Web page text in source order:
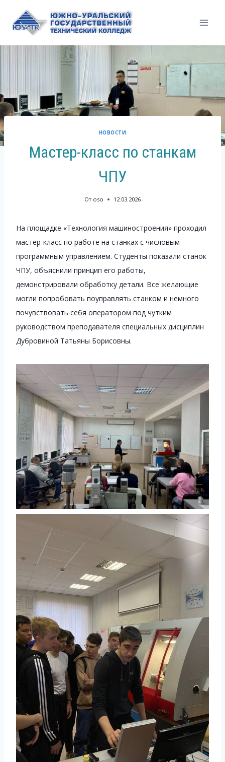
содержимому
НОВОСТИ
Мастер-класс по станкам
ЧПУ
От oso 12.03.2026
На площадке «Технология машиностроения» проходил
мастер-класс по работе на станках с числовым
программным управлением. Студенты показали станок
ЧПУ, объяснили принцип его работы,
демонстрировали обработку детали. Все желающие
могли попробовать поуправлять станком и немного
почувствовать себя оператором под чутким
руководством преподавателя специальных дисциплин
Дубровиной Татьяны Борисовны.